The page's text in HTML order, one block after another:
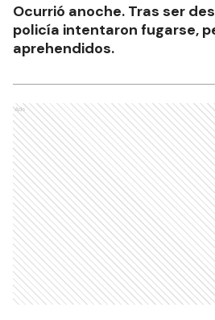
Ocurrió anoche. Tras ser
policía intentaron fugarse,
aprehendidos.
Ads